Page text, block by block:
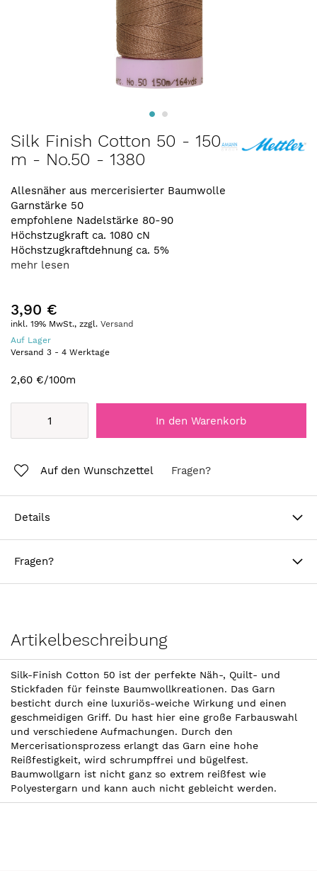
Zum
Anfang
der
springen
Silk Finish Cotton 50 - 150
m - No.50 - 1380
Allesnäher aus mercerisierter Baumwolle
Garnstärke 50
empfohlene Nadelstärke 80-90
Höchstzugkraft ca. 1080 cN
Höchstzugkraftdehnung ca. 5%
mehr lesen
3,90 €
inkl. 19% MwSt., zzgl. Versand
Auf Lager
Versand 3 - 4 Werktage
2,60 €/100m
In den Warenkorb
Auf den Wunschzettel Fragen?
Details
Fragen?
Artikelbeschreibung
Silk-Finish Cotton 50 ist der perfekte Näh-, Quilt- und
Stickfaden für feinste Baumwollkreationen. Das Garn
besticht durch eine luxuriös-weiche Wirkung und einen
geschmeidigen Griff. Du hast hier eine große Farbauswahl
und verschiedene Aufmachungen. Durch den
Mercerisationsprozess erlangt das Garn eine hohe
Reißfestigkeit, wird schrumpffrei und bügelfest.
Baumwollgarn ist nicht ganz so extrem reißfest wie
Polyestergarn und kann auch nicht gebleicht werden.